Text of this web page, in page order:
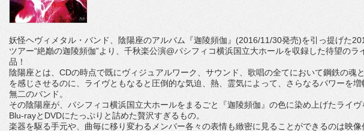
妖怪ヘヴィメタル・バンド、陰陽座のアルバム『迦陵頻伽』(2016/11/30発売)を引っ提げた
ツアー“絶巓の迦陵頻伽”より、千秋楽公演@パシフィコ横浜国立大ホールを収録した待望のラ
品！
陰陽座とは、CDの時点で既にヴィジュアルワーク、サウンド、歌唱の全てにおいて鋼鉄の魂
を感じさせるのに、ライヴともなると圧倒的な気迫、熱、霊気によって、さらなるパワーを
無二のバンド。
その陰陽座が、パシフィコ横浜国立大ホールをまるごと『迦陵頻伽』の色に染め上げたライヴ
Blu-rayとDVDにたっぷりと詰めた贅沢すぎるもの。
楽器を駆る手元や、曲毎に移り変わるメンバー各々の表情も緻密に見ることができるのは映像